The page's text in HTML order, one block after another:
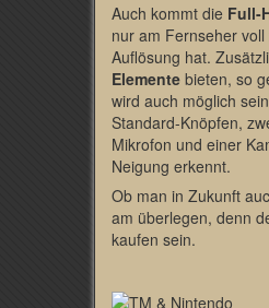
Auch kommt die Full-
nur am Fernseher
Auflösung hat.
Elemente bieten, so
wird auch möglich
Standard-Knöpfen,
Mikrofon und einer
Neigung erkennt.
Ob man in Zukunft
am überlegen, denn
kaufen sein.